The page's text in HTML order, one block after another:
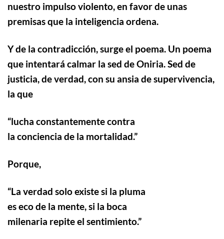
nuestro impulso violento, en favor de unas
premisas que la inteligencia ordena.
Y de la contradicción, surge el poema. Un poema
que intentará calmar la sed de Oniria. Sed de
justicia, de verdad, con su ansia de supervivencia,
la que
“lucha constantemente contra
la conciencia de la mortalidad.”
Porque,
“La verdad solo existe si la pluma
es eco de la mente, si la boca
milenaria repite el sentimiento.”